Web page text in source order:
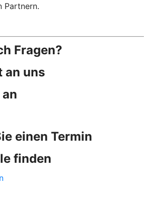
Partnern.
Fragen?
an uns
einen Termin
finden